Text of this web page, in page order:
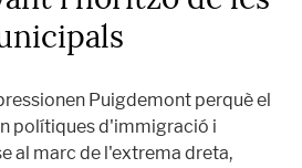
Puigdemont perquè el
polítiques d'immigració i
al marc de l'extrema dreta,